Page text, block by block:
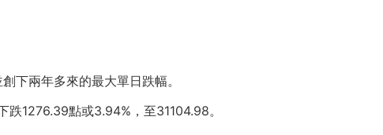
下兩年多來的最大單日跌幅。
1276.39點或3.94%，至31104.98。